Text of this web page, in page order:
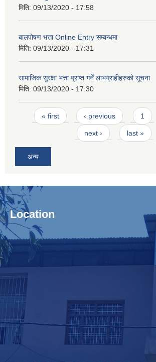
मिति: 09/13/2020 - 17:58
बालपोषण भत्ता Online Entry सम्बन्धमा
मिति: 09/13/2020 - 17:31
सामाजिक सुरक्षा भत्ता प्राप्त गर्ने लाभग्राहीहरुको सूचना
मिति: 09/13/2020 - 17:30
Pages
« first ‹ previous 1
next › last »
अन्य
Location